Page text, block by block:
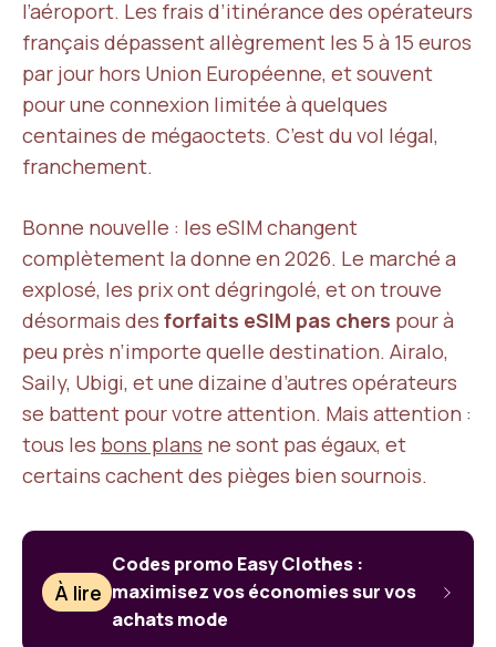
l’aéroport. Les frais d’itinérance des opérateurs
français dépassent allègrement les 5 à 15 euros
par jour hors Union Européenne, et souvent
pour une connexion limitée à quelques
centaines de mégaoctets. C’est du vol légal,
franchement.
Bonne nouvelle : les eSIM changent
complètement la donne en 2026. Le marché a
explosé, les prix ont dégringolé, et on trouve
désormais des forfaits eSIM pas chers pour à
peu près n’importe quelle destination. Airalo,
Saily, Ubigi, et une dizaine d’autres opérateurs
se battent pour votre attention. Mais attention :
tous les bons plans ne sont pas égaux, et
certains cachent des pièges bien sournois.
À lire
Codes promo Easy Clothes :
maximisez vos économies sur vos
achats mode